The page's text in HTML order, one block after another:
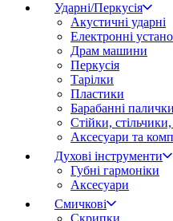
Ударні/Перкусія
Акустичні ударні
Електронні
Драм машини
Перкусія
Тарілки
Пластики
Барабанні
Стійки, стільчики,
Аксесуари та
Духові інструменти
Губні гармоніки
Аксесуари
Смичкові
Скрипки